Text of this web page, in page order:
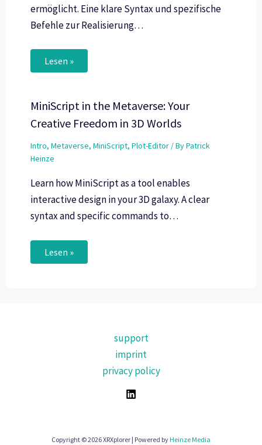
ermöglicht. Eine klare Syntax und spezifische
Befehle zur Realisierung…
Lesen »
MiniScript in the Metaverse: Your
Creative Freedom in 3D Worlds
Intro, Metaverse, MiniScript, Plot-Editor/ ByPatrick
Heinze
Learn how MiniScript as a tool enables
interactive design in your 3D galaxy. A clear
syntax and specific commands to…
Lesen »
support
imprint
privacy policy
Copyright © 2026 XRXplorer | Powered by Heinze Media